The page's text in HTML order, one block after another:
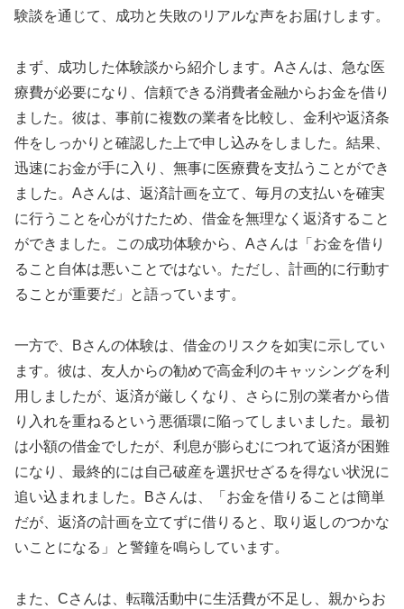
験談を通じて、成功と失敗のリアルな声をお届けします。
まず、成功した体験談から紹介します。Aさんは、急な医
療費が必要になり、信頼できる消費者金融からお金を借り
ました。彼は、事前に複数の業者を比較し、金利や返済条
件をしっかりと確認した上で申し込みをしました。結果、
迅速にお金が手に入り、無事に医療費を支払うことができ
ました。Aさんは、返済計画を立て、毎月の支払いを確実
に行うことを心がけたため、借金を無理なく返済すること
ができました。この成功体験から、Aさんは「お金を借り
ること自体は悪いことではない。ただし、計画的に行動す
ることが重要だ」と語っています。
一方で、Bさんの体験は、借金のリスクを如実に示してい
ます。彼は、友人からの勧めで高金利のキャッシングを利
用しましたが、返済が厳しくなり、さらに別の業者から借
り入れを重ねるという悪循環に陥ってしまいました。最初
は小額の借金でしたが、利息が膨らむにつれて返済が困難
になり、最終的には自己破産を選択せざるを得ない状況に
追い込まれました。Bさんは、「お金を借りることは簡単
だが、返済の計画を立てずに借りると、取り返しのつかな
いことになる」と警鐘を鳴らしています。
また、Cさんは、転職活動中に生活費が不足し、親からお